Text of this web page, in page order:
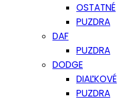
OSTATNÉ
PUZDRA
DAF
PUZDRA
DODGE
DIAĽKOVÉ
PUZDRA